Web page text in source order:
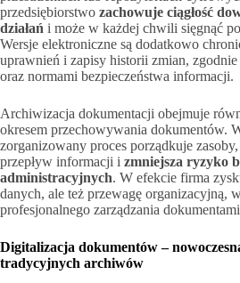
przedsiębiorstwo zachowuje ciągłość
działań i może w każdej chwili sięgnąć
Wersje elektroniczne są dodatkowo
uprawnień i zapisy historii zmian,
oraz normami bezpieczeństwa informacji.
Archiwizacja dokumentacji obejmuje
okresem przechowywania dokumentów.
zorganizowany proces porządkuje
przepływ informacji i zmniejsza ryzyko
administracyjnych. W efekcie firma
danych, ale też przewagę organizacyjną,
profesjonalnego zarządzania
Digitalizacja dokumentów –
tradycyjnych archiwów